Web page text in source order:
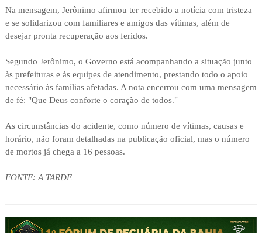
Na mensagem, Jerônimo afirmou ter recebido a notícia com tristeza
e se solidarizou com familiares e amigos das vítimas, além de
desejar pronta recuperação aos feridos.
Segundo Jerônimo, o Governo está acompanhando a situação junto
às prefeituras e às equipes de atendimento, prestando todo o apoio
necessário às famílias afetadas. A nota encerrou com uma mensagem
de fé: "Que Deus conforte o coração de todos."
As circunstâncias do acidente, como número de vítimas, causas e
horário, não foram detalhadas na publicação oficial, mas o número
de mortos já chega a 16 pessoas.
FONTE: A TARDE